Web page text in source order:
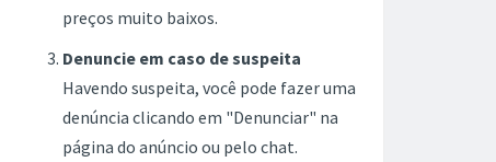
preços muito baixos.
Denuncie em caso de suspeita
Havendo suspeita, você pode fazer uma
denúncia clicando em "Denunciar" na
página do anúncio ou pelo chat.